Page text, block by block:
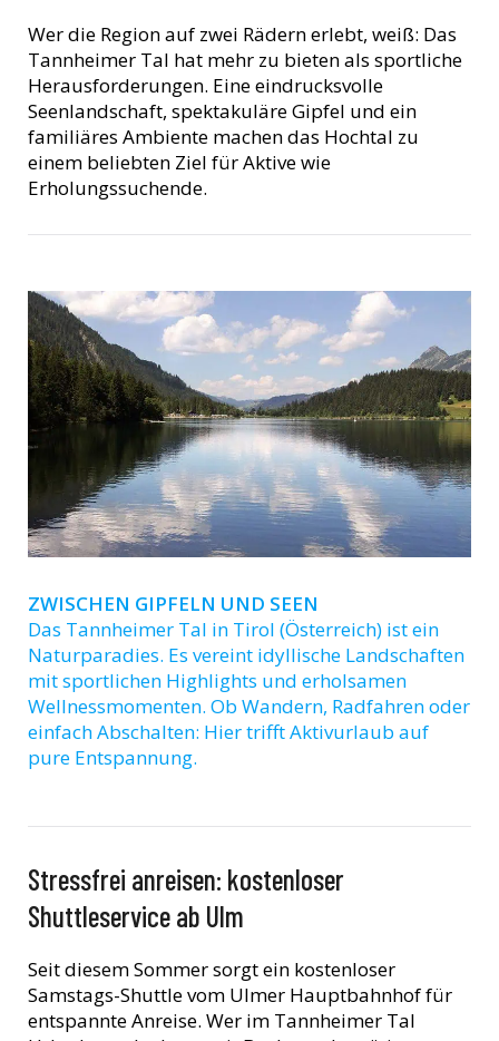
Wer die Region auf zwei Rädern erlebt, weiß: Das
Tannheimer Tal hat mehr zu bieten als sportliche
Herausforderungen. Eine eindrucksvolle
Seenlandschaft, spektakuläre Gipfel und ein
familiäres Ambiente machen das Hochtal zu
einem beliebten Ziel für Aktive wie
Erholungssuchende.
ZWISCHEN GIPFELN UND SEEN
Das Tannheimer Tal in Tirol (Österreich) ist ein
Naturparadies. Es vereint idyllische Landschaften
mit sportlichen Highlights und erholsamen
Wellnessmomenten. Ob Wandern, Radfahren oder
einfach Abschalten: Hier trifft Aktivurlaub auf
pure Entspannung.
Stressfrei anreisen: kostenloser
Shuttleservice ab Ulm
Seit diesem Sommer sorgt ein kostenloser
Samstags-Shuttle vom Ulmer Hauptbahnhof für
entspannte Anreise. Wer im Tannheimer Tal